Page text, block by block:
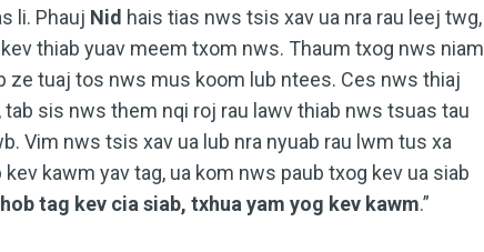
li. Phauj Nid hais tias nws tsis xav ua nra rau leej twg,
thiab yuav meem txom nws. Thaum txog nws niam
ze tuaj tos nws mus koom lub ntees. Ces nws thiaj
sis nws them nqi roj rau lawv thiab nws tsuas tau
Vim nws tsis xav ua lub nra nyuab rau lwm tus xa
kawm yav tag, ua kom nws paub txog kev ua siab
tag kev cia siab, txhua yam yog kev kawm.”